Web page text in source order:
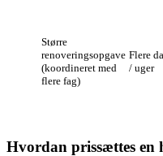
Større
renoveringsopgave
(koordineret med
flere fag)
Flere
/ uger
Hvordan prissættes en